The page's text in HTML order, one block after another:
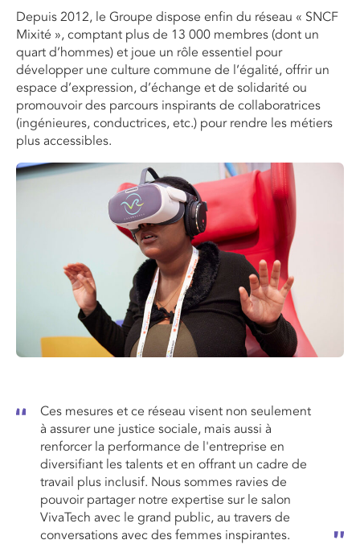
Depuis 2012, le Groupe dispose enfin du réseau « SNCF
Mixité », comptant plus de 13 000 membres (dont un
quart d’hommes) et joue un rôle essentiel pour
développer une culture commune de l’égalité, offrir un
espace d’expression, d’échange et de solidarité ou
promouvoir des parcours inspirants de collaboratrices
(ingénieures, conductrices, etc.) pour rendre les métiers
plus accessibles.
Ces mesures et ce réseau visent non seulement
à assurer une justice sociale, mais aussi à
renforcer la performance de l'entreprise en
diversifiant les talents et en offrant un cadre de
travail plus inclusif. Nous sommes ravies de
pouvoir partager notre expertise sur le salon
VivaTech avec le grand public, au travers de
conversations avec des femmes inspirantes.